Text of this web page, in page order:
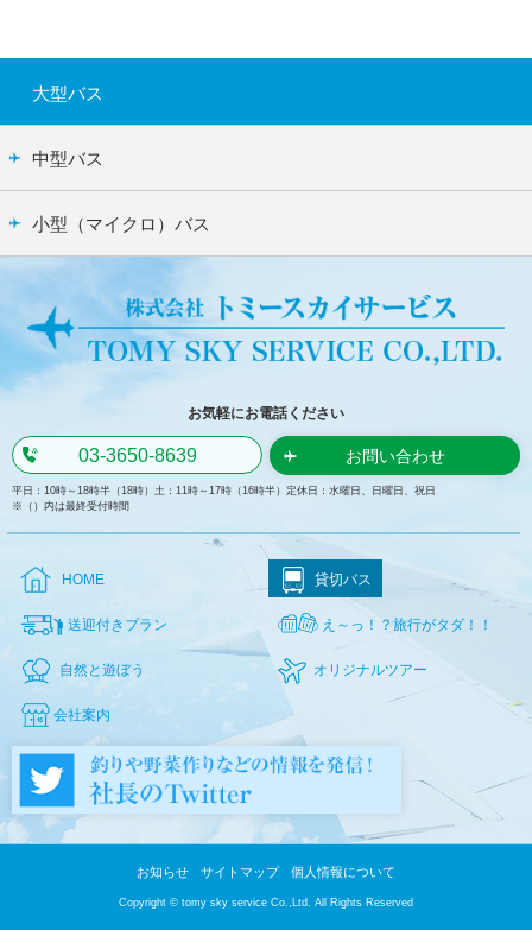
大型バス
中型バス
小型（マイクロ）バス
お気軽にお電話ください
03-3650-8639 お問い合わせ
平日：10時～18時半（18時）土：11時～17時（16時半）定休日：水曜日、日曜日、祝日
※（）内は最終受付時間
HOME 貸切バス
送迎付きプラン え～っ！？旅行がタダ！！
自然と遊ぼう オリジナルツアー
会社案内
お知らせ サイトマップ 個人情報について
Copyright © tomy sky service Co.,Ltd. All Rights Reserved